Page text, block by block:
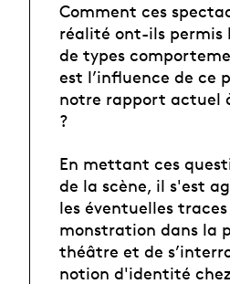
Comment ces
réalité ont-ils permis
de types
est l’influence de ce
notre rapport actuel
?
En mettant ces
de la scène, il s'est
les éventuelles
monstration dans la
théâtre et de
notion d'identité